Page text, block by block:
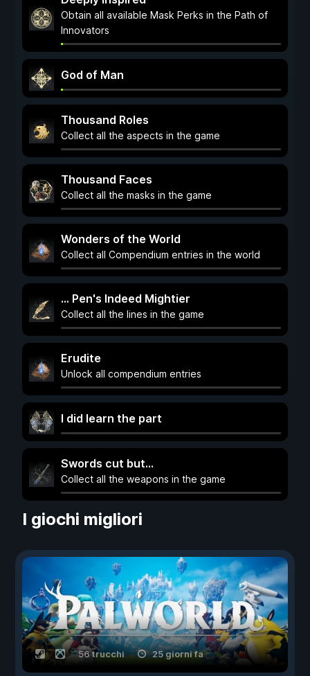
Obtain all available Mask Perks in the Path of
Innovators
God of Man
Thousand Roles
Collect all the aspects in the game
Thousand Faces
Collect all the masks in the game
Wonders of the World
Collect all Compendium entries in the world
... Pen's Indeed Mightier
Collect all the lines in the game
Erudite
Unlock all compendium entries
I did learn the part
Swords cut but...
Collect all the weapons in the game
I giochi migliori
56 trucchi 25 giorni fa